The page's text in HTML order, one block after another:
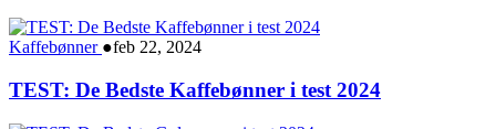
Kaffebønner ●feb 22, 2024
TEST: De Bedste Kaffebønner i test 2024